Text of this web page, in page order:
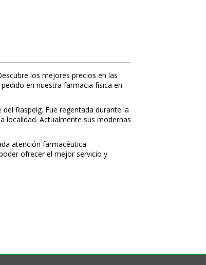
los mejores precios en las
en nuestra farmacia física en
Raspeig. Fue regentada durante la
localidad. Actualmente sus modernas
atención farmacéutica
ofrecer el mejor servicio y